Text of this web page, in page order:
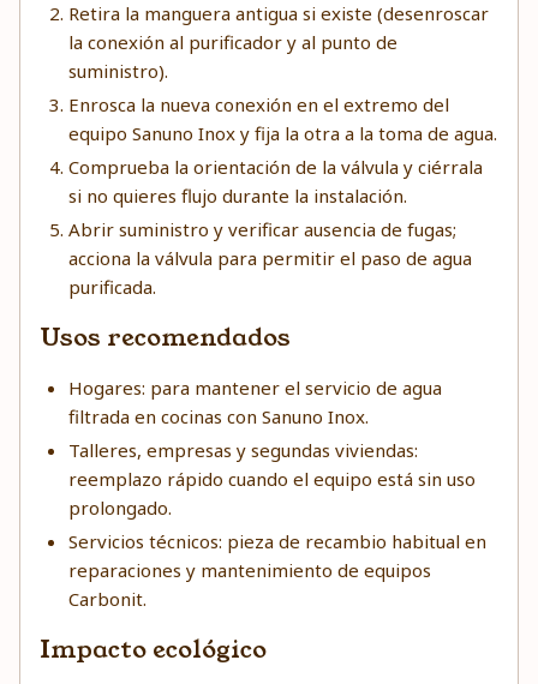
Retira la manguera antigua si existe (desenroscar
la conexión al purificador y al punto de
suministro).
Enrosca la nueva conexión en el extremo del
equipo Sanuno Inox y fija la otra a la toma de agua.
Comprueba la orientación de la válvula y ciérrala
si no quieres flujo durante la instalación.
Abrir suministro y verificar ausencia de fugas;
acciona la válvula para permitir el paso de agua
purificada.
Usos recomendados
Hogares: para mantener el servicio de agua
filtrada en cocinas con Sanuno Inox.
Talleres, empresas y segundas viviendas:
reemplazo rápido cuando el equipo está sin uso
prolongado.
Servicios técnicos: pieza de recambio habitual en
reparaciones y mantenimiento de equipos
Carbonit.
Impacto ecológico